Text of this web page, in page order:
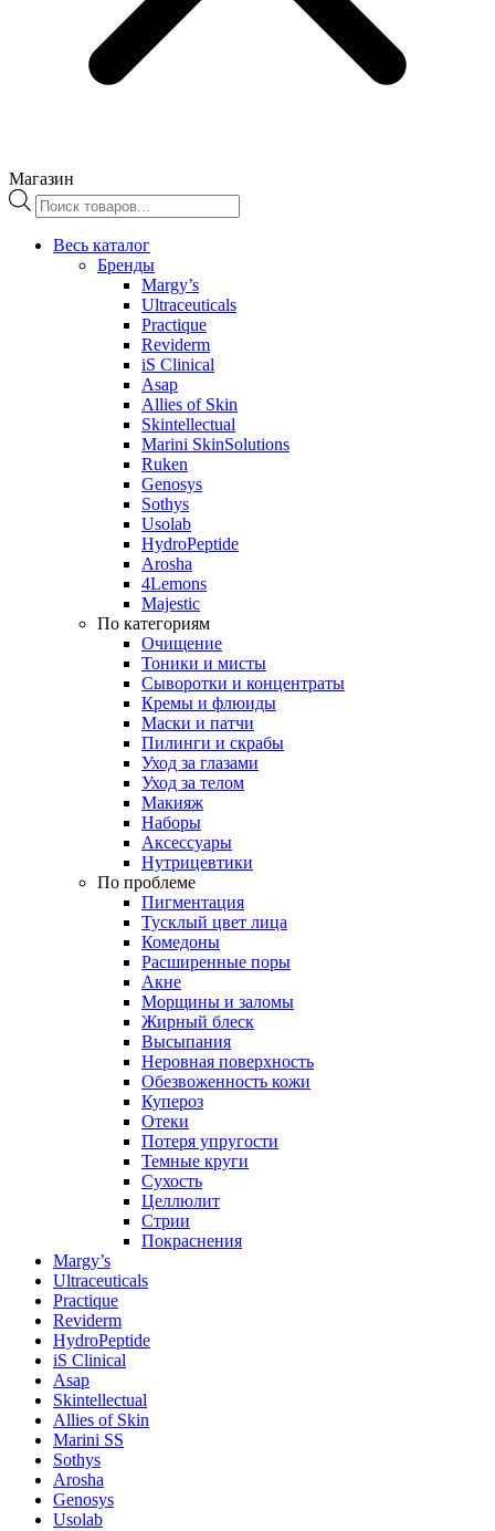
Магазин
Поиск
товаров
Весь каталог
Бренды
Margy’s
Ultraceuticals
Practique
Reviderm
iS Clinical
Asap
Allies of Skin
Skintellectual
Marini SkinSolutions
Ruken
Genosys
Sothys
Usolab
HydroPeptide
Arosha
4Lemons
Majestic
По категориям
Очищение
Тоники и мисты
Сыворотки и концентраты
Кремы и флюиды
Маски и патчи
Пилинги и скрабы
Уход за глазами
Уход за телом
Макияж
Наборы
Аксессуары
Нутрицевтики
По проблеме
Пигментация
Тусклый цвет лица
Комедоны
Расширенные поры
Акне
Морщины и заломы
Жирный блеск
Высыпания
Неровная поверхность
Обезвоженность кожи
Купероз
Отеки
Потеря упругости
Темные круги
Сухость
Целлюлит
Стрии
Покраснения
Margy’s
Ultraceuticals
Practique
Reviderm
HydroPeptide
iS Clinical
Asap
Skintellectual
Allies of Skin
Marini SS
Sothys
Arosha
Genosys
Usolab